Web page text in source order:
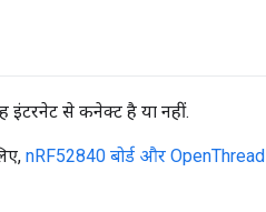
इंटरनेट से कनेक्ट है या नहीं.
nRF52840 बोर्ड और OpenThread